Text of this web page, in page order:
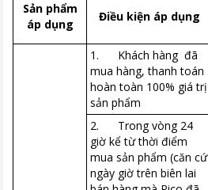
Sản phẩm
áp dụng
Điều kiện áp dụng
1. Khách hàng đã
mua hàng, thanh toán
hoàn toàn 100% giá trị
sản phẩm
2. Trong vòng 24
giờ kể từ thời điểm
mua sản phẩm (căn cứ
ngày giờ trên biên lai